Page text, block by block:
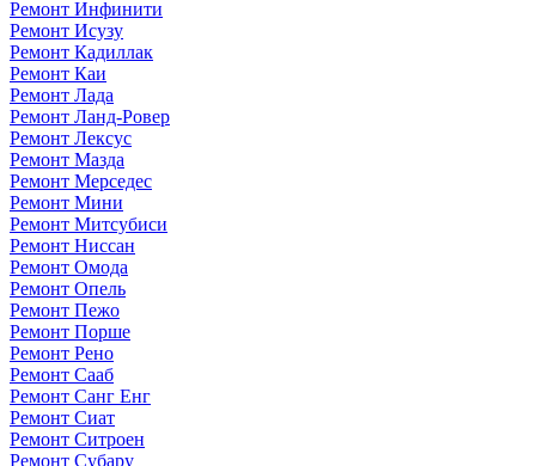
Ремонт Инфинити
Ремонт Исузу
Ремонт Кадиллак
Ремонт Каи
Ремонт Лада
Ремонт Ланд-Ровер
Ремонт Лексус
Ремонт Мазда
Ремонт Мерседес
Ремонт Мини
Ремонт Митсубиси
Ремонт Ниссан
Ремонт Омода
Ремонт Опель
Ремонт Пежо
Ремонт Порше
Ремонт Рено
Ремонт Сааб
Ремонт Санг Енг
Ремонт Сиат
Ремонт Ситроен
Ремонт Субару